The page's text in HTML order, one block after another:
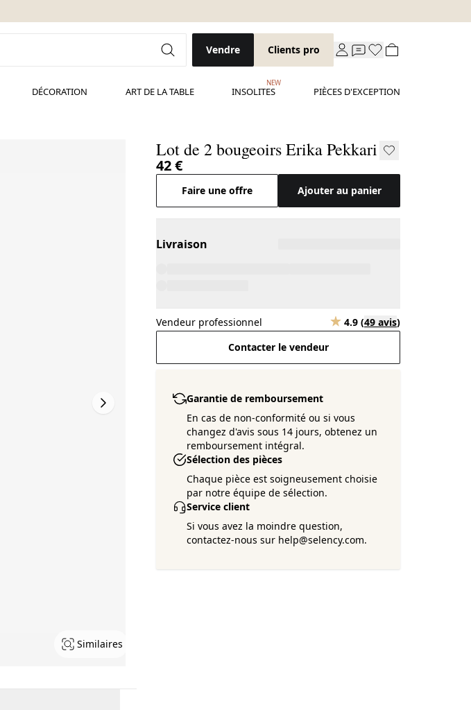
Vendre Clients pro
DÉCORATION ART DE LA TABLE INSOLITES
NEW
PIÈCES D'EXCEPTION
Similaires
Lot de 2 bougeoirs Erika Pekkari
42 €
Faire une offre Ajouter au panier
Livraison
Vendeur professionnel 4.9 (49 avis)
Contacter le vendeur
Garantie de remboursement
En cas de non-conformité ou si vous
changez d'avis sous 14 jours, obtenez un
remboursement intégral.
Sélection des pièces
Chaque pièce est soigneusement choisie
par notre équipe de sélection.
Service client
Si vous avez la moindre question,
contactez-nous sur help@selency.com.